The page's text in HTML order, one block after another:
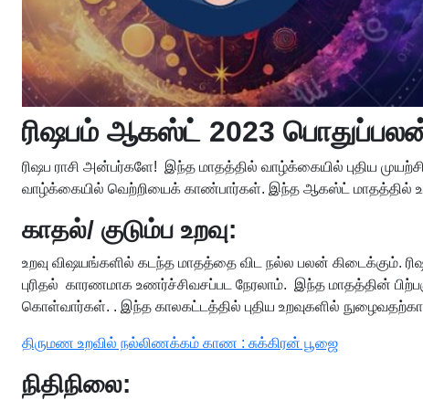
ரிஷபம் ஆகஸ்ட் 2023
ரிஷப ராசி அன்பர்களே! இந்த மாதத்தில் வாழ்க்கையில் புதிய
வாழ்க்கையில் வெற்றியைக் காண்பார்கள். இந்த ஆகஸ்ட் மாதத்தில்
காதல்/ குடும்ப உறவு:
உறவு விஷயங்களில் கடந்த மாதத்தை விட நல்ல பலன் கிடைக்கும்.
புரிதல் காரணமாக உணர்ச்சிவசப்பட நேரலாம். இந்த மாதத்தின்
கொள்வார்கள். . இந்த காலகட்டத்தில் புதிய உறவுகளில்
திருமண உறவில் நல்லிணக்கம் காண : சுக்கிரன் பூஜை
நிதிநிலை: